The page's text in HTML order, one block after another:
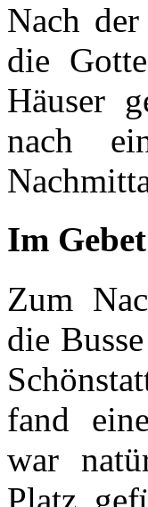
Nach
die
Häuser
nach
Im
Zum
die
fand
war
Platz